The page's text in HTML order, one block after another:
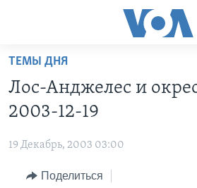
Перейти
основной
контент
навигации
ПРОГРАММЫ
НОВОСТИ ЗА МИНУТУ
ИТОГИ
УЧИМ АНГЛИЙСКИЙ
НАША АМЕРИКАНСКАЯ ИСТОРИЯ
ЭКСПЕРТИЗА
ИНТЕРВЬЮ
ТЕМЫ ДНЯ
Лос-Анджелес и
2003-12-19
19 Декабрь, 2003 03:00
Поделиться